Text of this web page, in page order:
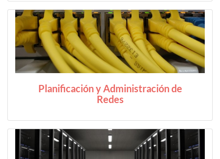
Planificación y Administración de
Redes